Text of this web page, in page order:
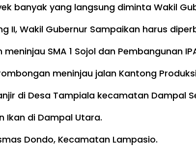
banyak yang langsung diminta Wakil
II, Wakil Gubernur Sampaikan harus
SMA 1 Sojol dan Pembangunan
meninjau jalan Kantong
di Desa Tampiala kecamatan Dampal
Ikan di Dampal Utara.
Dondo, Kecamatan Lampasio.